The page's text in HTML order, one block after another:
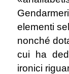
elementi
nonché
cui ha
ironici